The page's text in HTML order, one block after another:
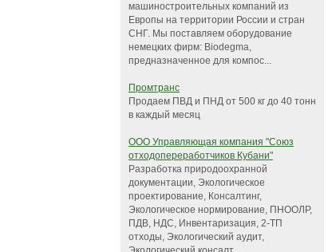
машиностроительных компаний из
Европы на территории России и стран
СНГ. Мы поставляем оборудование
немецких фирм: Biodegma,
предназначенное для компос...
Промтранс
Продаем ПВД и ПНД от 500 кг до 40 тонн
в каждый месяц
ООО Управляющая компания "Союз
отходопереработчиков Кубани"
Paзpaбoткa пpиpoдooхpaннoй
дoкyментaции, Экологическое
проектирование, Консалтинг,
Экологическое нормирование, ПНООЛР,
ПДВ, НДС, Инвентаризация, 2-ТП
отходы, Экологический аудит,